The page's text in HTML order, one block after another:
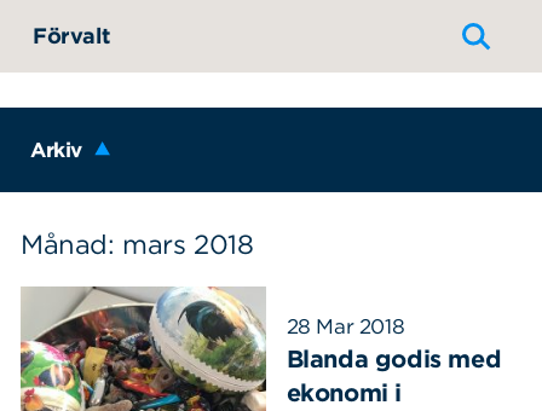
Förvalt
Arkiv
Månad: mars 2018
28 Mar 2018
Blanda godis med
ekonomi i